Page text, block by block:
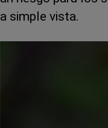
a simple vista.